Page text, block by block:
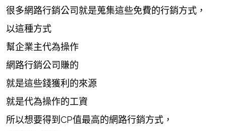
很多網路行銷公司就是蒐集這些免費的行銷方式，
以這種方式
幫企業主代為操作
網路行銷公司賺的
就是這些錢獲利的來源
就是代為操作的工資
所以想要得到CP值最高的網路行銷方式，